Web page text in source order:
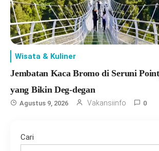
Wisata & Kuliner
Jembatan Kaca Bromo di Seruni
yang Bikin Deg-degan
Agustus 9, 2026 Vakansiinfo 0
Cari